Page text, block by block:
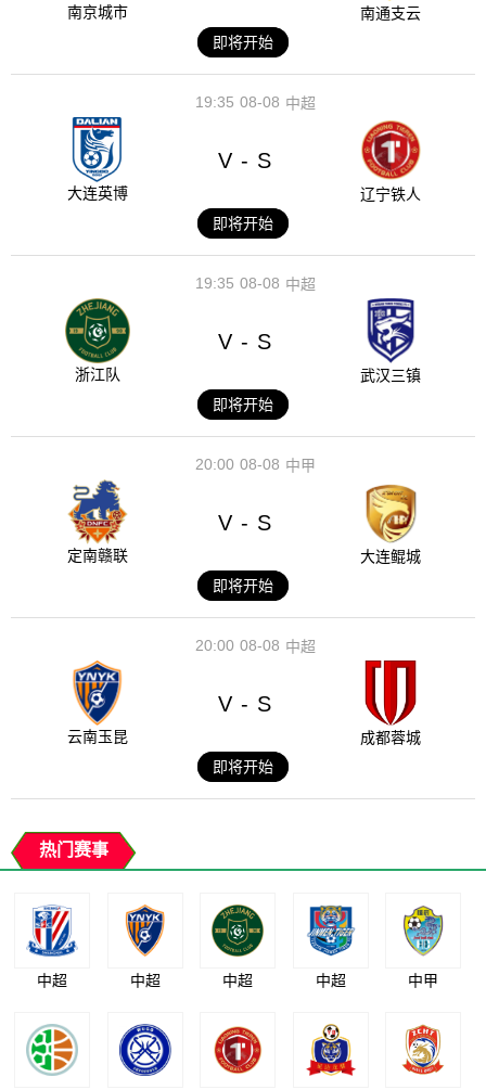
南京城市
南通支云
即将开始
08-08
19:35 中超
大连英博
V - S
辽宁铁人
即将开始
08-08
19:35 中超
浙江队
V - S
武汉三镇
即将开始
08-08
20:00 中甲
定南赣联
V - S
大连鲲城
即将开始
08-08
20:00 中超
云南玉昆
V - S
成都蓉城
即将开始
热门赛事
中超 中超 中超 中超 中甲